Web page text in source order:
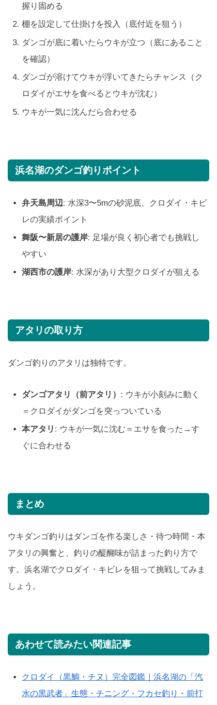
握り固める
棚を設定して仕掛けを投入（底付近を狙う）
ダンゴが底に着いたらウキが立つ（底にあること
を確認）
ダンゴが溶けてウキが浮いてきたらチャンス（ク
ロダイがエサを食べるとウキが沈む）
ウキが一気に沈んだら合わせる
浜名湖のダンゴ釣りポイント
弁天島周辺: 水深3〜5mの砂泥底、クロダイ・キビ
レの実績ポイント
舞阪〜新居の護岸: 足場が良く初心者でも挑戦し
やすい
湖西市の護岸: 水深があり大型クロダイが狙える
アタリの取り方
ダンゴ釣りのアタリは独特です。
ダンゴアタリ（前アタリ） : ウキが小刻みに動く
＝クロダイがダンゴを突っついている
本アタリ : ウキが一気に沈む＝エサを食った→す
ぐに合わせる
まとめ
ウキダンゴ釣りはダンゴを作る楽しさ・待つ時間・本
アタリの興奮と、釣りの醍醐味が詰まった釣り方で
す。浜名湖でクロダイ・キビレを狙って挑戦してみま
しょう。
あわせて読みたい関連記事
クロダイ（黒鯛・チヌ）完全図鑑｜浜名湖の「汽
水の黒武者」生態・チニング・フカセ釣り・前打